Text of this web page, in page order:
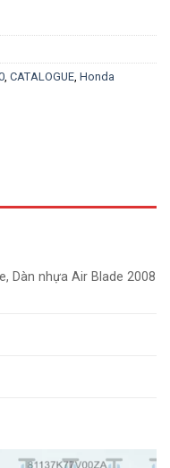
, CATALOGUE, Honda
Dàn nhựa Air Blade 2008